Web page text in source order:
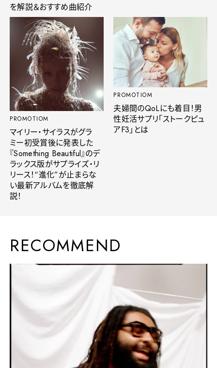
を解説＆おすすめ曲紹介
PROMOTIOM
マイリー・サイラスがグラ
ミー初受賞後に発表した
『Something Beautiful』のデ
ラックス版がサプライズ・リ
リース！“進化”が止まらな
い最新アルバムを徹底解
説！
PROMOTIOM
夫婦間のQoLにも着目！男
性妊活サプリ「ストークピュ
アF3」とは
RECOMMEND